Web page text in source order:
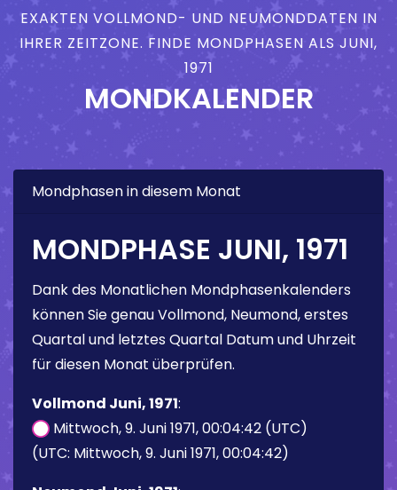
EXAKTEN VOLLMOND- UND NEUMONDDATEN IN
IHRER ZEITZONE. FINDE MONDPHASEN ALS JUNI,
1971
MONDKALENDER
Mondphasen in diesem Monat
MONDPHASE JUNI, 1971
Dank des Monatlichen Mondphasenkalenders
können Sie genau Vollmond, Neumond, erstes
Quartal und letztes Quartal Datum und Uhrzeit
für diesen Monat überprüfen.
Vollmond Juni, 1971:
Mittwoch, 9. Juni 1971, 00:04:42 (UTC)
(UTC: Mittwoch, 9. Juni 1971, 00:04:42)